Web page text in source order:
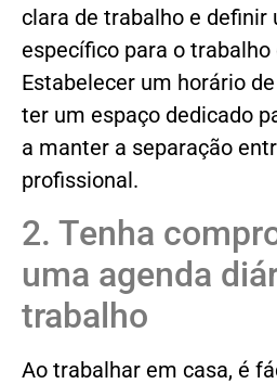
clara de trabalho e definir
específico para o trabalho
Estabelecer um horário
ter um espaço dedicado
a manter a separação
profissional.
2. Tenha
uma agenda
trabalho
Ao trabalhar em casa, é